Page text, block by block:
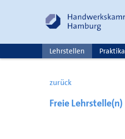
Lehrstellen Praktika
zurück
Freie Lehrstelle(n)